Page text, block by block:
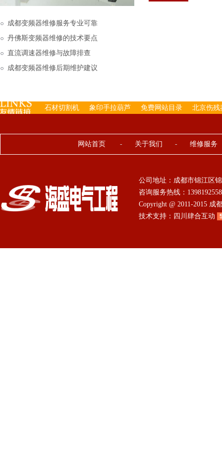
下来的，机内已经存有
成都变频器维修服务专业可靠
丹佛斯变频器维修的技术要点
直流调速器维修与故障排查
成都变频器维修后期维护建议
石材切割机 象印手拉葫芦 免费网站目录 北京伤残
网站首页 - 关于我们 - 维修服务
公司地址：成都市锦江区
咨询服务热线：
Copyright @ 2011-2015
技术支持： 四川肆合互动